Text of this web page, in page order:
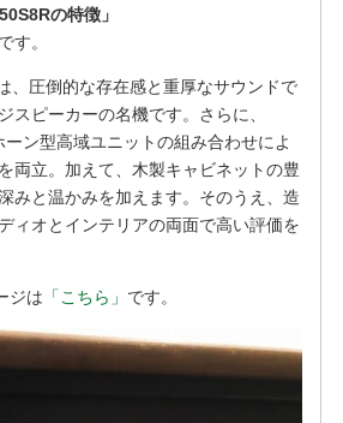
の特徴」
す。
、圧倒的な存在感と重厚なサウンドで
スピーカーの名機です。さらに、
ン型高域ユニットの組み合わせによ
両立。加えて、木製キャビネットの豊
みと温かみを加えます。そのうえ、造
ィオとインテリアの両面で高い評価を
ジは 「こちら」 です。